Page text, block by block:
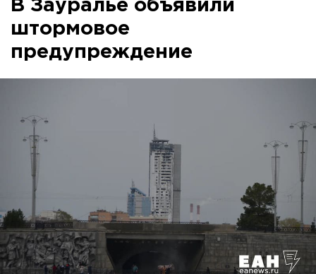
В Зауралье объявили
штормовое
предупреждение